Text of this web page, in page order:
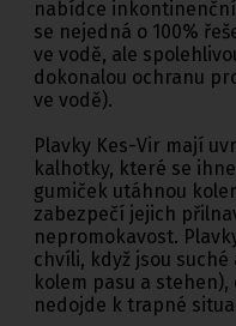
nabídce
se nejedná o 100%
ve vodě, ale
dokonalou ochranu
ve vodě).
Plavky Kes-Vir mají
kalhotky, které se
gumiček utáhnou
zabezpečí jejich
nepromokavost.
chvíli, když jsou
kolem pasu a
nedojde k trapné